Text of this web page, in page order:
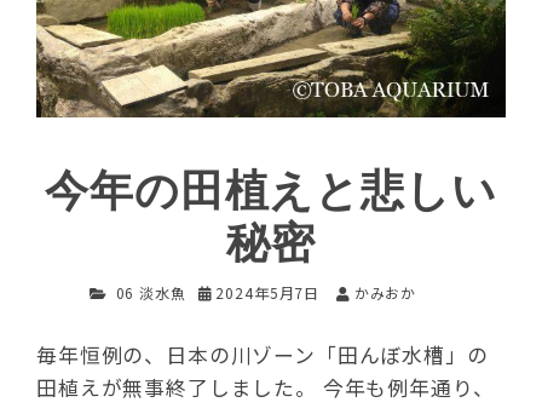
今年の田植えと悲しい
秘密
06 淡水魚 2024年5月7日 かみおか
毎年恒例の、日本の川ゾーン「田んぼ水槽」の
田植えが無事終了しました。 今年も例年通り、